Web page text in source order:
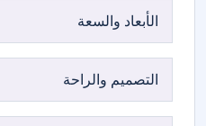
الأبعاد والسعة
التصميم والراحة